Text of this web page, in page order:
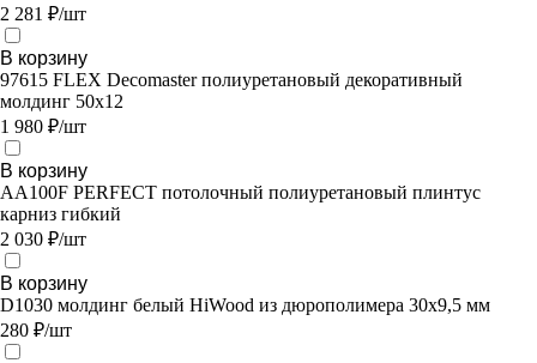
2 281 ₽/шт
В корзину
97615 FLEX Decomaster полиуретановый декоративный
молдинг 50х12
1 980 ₽/шт
В корзину
AA100F PERFECT потолочный полиуретановый плинтус
карниз гибкий
2 030 ₽/шт
В корзину
D1030 молдинг белый HiWood из дюрополимера 30х9,5 мм
280 ₽/шт